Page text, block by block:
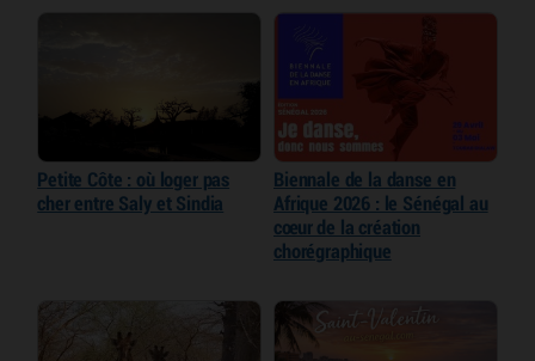
Petite Côte : où loger pas
cher entre Saly et Sindia
Biennale de la danse en
Afrique 2026 : le Sénégal au
cœur de la création
chorégraphique